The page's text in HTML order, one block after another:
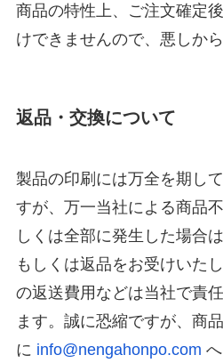
商品の特性上、ご注文確定
けできませんので、悪しか
返品・交換について
製品の印刷には万全を期し
すが、万一当社による商品
しくは全部に発生した場合
もしくは返品をお受けいた
の返送費用などは当社で責
ます。誠に恐縮ですが、商
に info@nengahonpo.com